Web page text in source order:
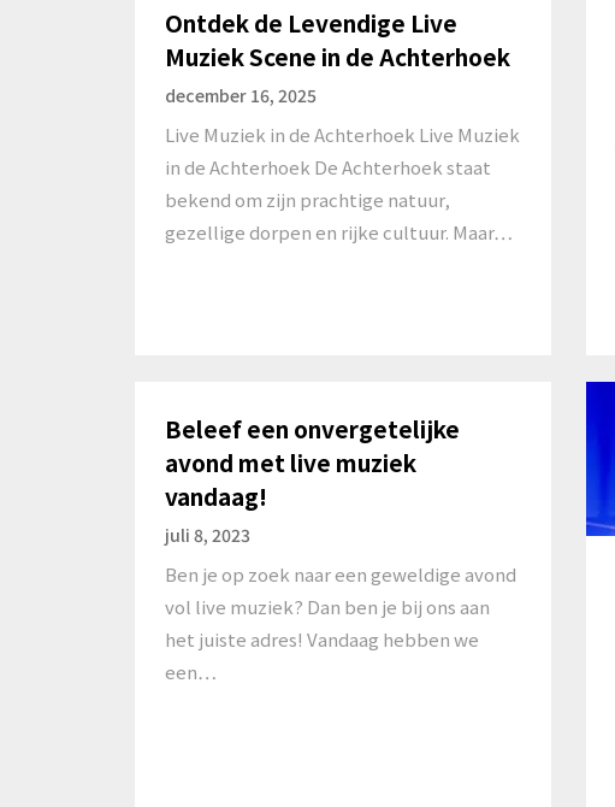
Ontdek de Levendige Live
Muziek Scene in de Achterhoek
december 16, 2025
Live Muziek in de Achterhoek Live Muziek
in de Achterhoek De Achterhoek staat
bekend om zijn prachtige natuur,
gezellige dorpen en rijke cultuur. Maar…
Beleef een onvergetelijke
avond met live muziek
vandaag!
juli 8, 2023
Ben je op zoek naar een geweldige avond
vol live muziek? Dan ben je bij ons aan
het juiste adres! Vandaag hebben we
een…